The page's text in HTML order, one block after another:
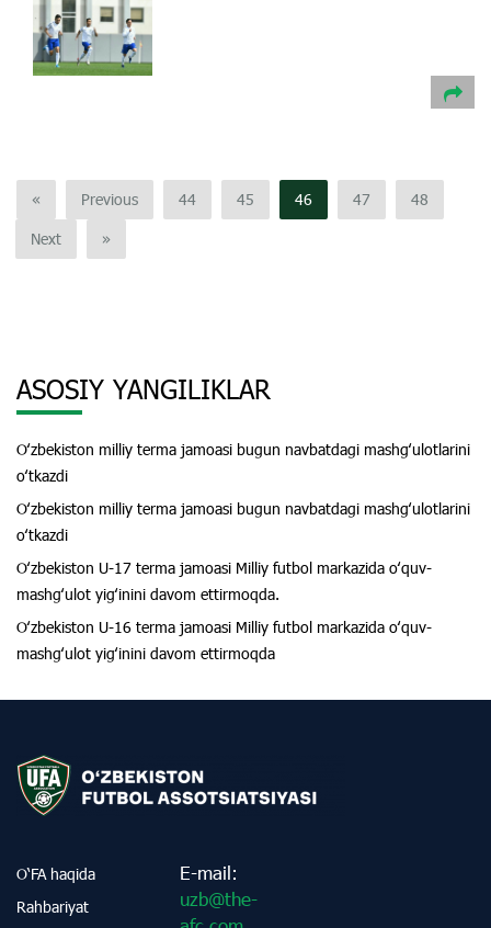
« Previous 44 45 46 47 48
Next »
ASOSIY YANGILIKLAR
Oʻzbekiston milliy terma jamoasi bugun navbatdagi mashgʻulotlarini
oʻtkazdi
Oʻzbekiston milliy terma jamoasi bugun navbatdagi mashgʻulotlarini
oʻtkazdi
Oʻzbekiston U-17 terma jamoasi Milliy futbol markazida oʻquv-
mashgʻulot yigʻinini davom ettirmoqda.
Oʻzbekiston U-16 terma jamoasi Milliy futbol markazida oʻquv-
mashgʻulot yigʻinini davom ettirmoqda
O‘FA haqida
Rahbariyat
E-mail:
uzb@the-